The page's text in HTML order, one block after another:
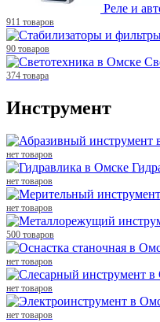
Реле и
911 товаров
90 товаров
374 товара
Инструмент
нет товаров
нет товаров
нет товаров
500 товаров
нет товаров
нет товаров
нет товаров